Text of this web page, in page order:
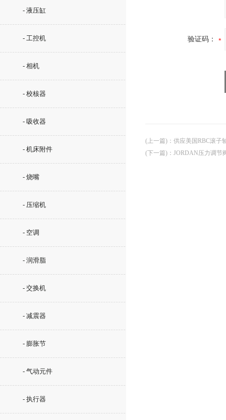
- 液压缸
- 工控机
- 相机
- 校核器
- 吸收器
- 机床附件
- 烧嘴
- 压缩机
- 空调
- 润滑脂
- 交换机
- 减震器
- 膨胀节
- 气动元件
- 执行器
验证码：
(上一篇) ： 供应美国RBC滚子
(下一篇) ： JORDAN压力调节